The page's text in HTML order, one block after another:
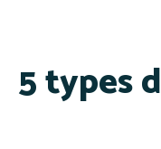
5 types